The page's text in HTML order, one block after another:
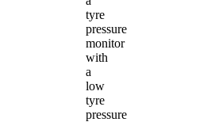
tyre
pressure
monitor
with
a
low
tyre
pressure